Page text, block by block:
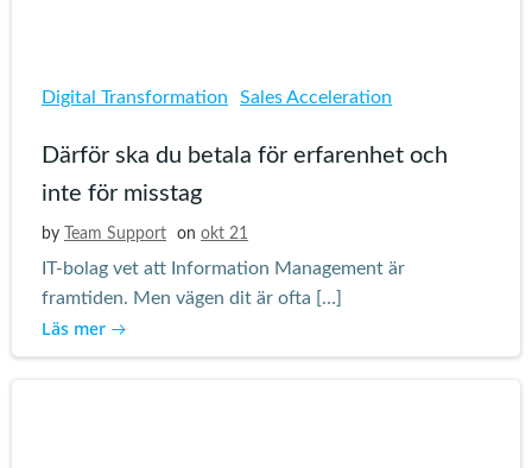
Digital Transformation Sales Acceleration
Därför ska du betala för erfarenhet och
inte för misstag
by Team Support on okt 21
IT-bolag vet att Information Management är
framtiden. Men vägen dit är ofta […]
Läs mer